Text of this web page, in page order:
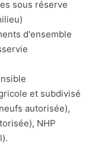
sous réserve
d'ensemble
et subdivisé
autorisée),
NHP